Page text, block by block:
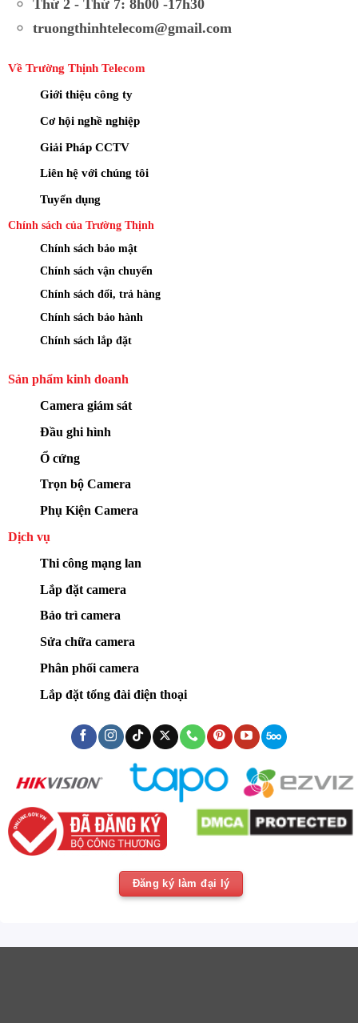
Thứ 2 - Thứ 7: 8h00 -17h30
truongthinhtelecom@gmail.com
Về Trường Thịnh Telecom
Giới thiệu công ty
Cơ hội nghề nghiệp
Giải Pháp CCTV
Liên hệ với chúng tôi
Tuyển dụng
Chính sách của Trường Thịnh
Chính sách bảo mật
Chính sách vận chuyển
Chính sách đổi, trả hàng
Chính sách bảo hành
Chính sách lắp đặt
Sản phẩm kinh doanh
Camera giám sát
Đầu ghi hình
Ổ cứng
Trọn bộ Camera
Phụ Kiện Camera
Dịch vụ
Thi công mạng lan
Lắp đặt camera
Bảo trì camera
Sửa chữa camera
Phân phối camera
Lắp đặt tổng đài điện thoại
Đăng ký làm đại lý